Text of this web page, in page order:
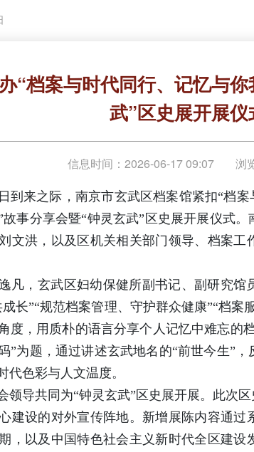
“档案与时代同行、记忆与
武”区史展开展仪
信息时间：2026-06-17 09:07 浏
到来之际，南京市玄武区档案馆紧扣“档
故事分享会暨“钟灵玄武”区史展开展仪式
文洪，以及区机关相关部门领导、档案
凡，玄武区妇幼保健所副书记、副研究馆
长”“规范档案管理、守护群众健康”“档案
度，用质朴的语言分享个人记忆中难忘的
”为题，通过讲述玄武地名的“前世今生”
代色彩与人文温度。
领导共同为“钟灵玄武”区史展开展。此次
建设的对外宣传阵地。新增展陈内容通
，以及中国特色社会主义新时代全区建设